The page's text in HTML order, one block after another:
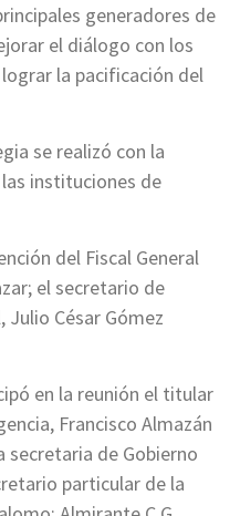
generadores de
el diálogo con los
la pacificación del
se realizó con la
instituciones de
del Fiscal General
el secretario de
Julio César Gómez
en la reunión el titular
Francisco Almazán
secretaria de Gobierno
particular de la